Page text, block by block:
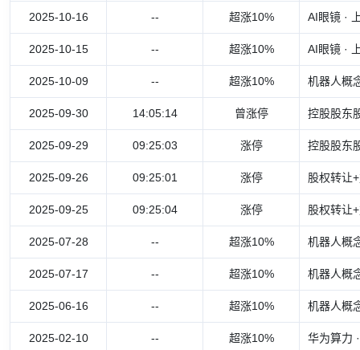
2025-10-16 -- 超涨10% AI眼镜 ·
2025-10-15 -- 超涨10% AI眼镜 ·
2025-10-09 -- 超涨10% 机器人概
2025-09-30 14:05:14 曾涨停 控股股东
2025-09-29 09:25:03 涨停 控股股东
2025-09-26 09:25:01 涨停 股权转让
2025-09-25 09:25:04 涨停 股权转让
2025-07-28 -- 超涨10% 机器人概
2025-07-17 -- 超涨10% 机器人概
2025-06-16 -- 超涨10% 机器人概
2025-02-10 -- 超涨10% 华为算力